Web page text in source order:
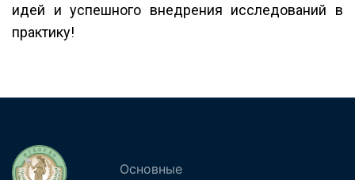
идей и успешного внедрения исследований в
практику!
Основные